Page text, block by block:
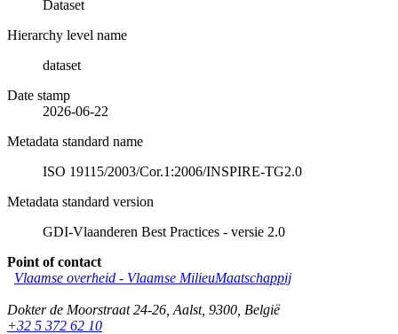
Dataset
Hierarchy level name
dataset
Date stamp
2026-06-22
Metadata standard name
ISO 19115/2003/Cor.1:2006/INSPIRE-TG2.0
Metadata standard version
GDI-Vlaanderen Best Practices - versie 2.0
Point of contact
Vlaamse overheid - Vlaamse MilieuMaatschappij
Dokter de Moorstraat 24-26 Aalst, 9300 België
+32 5 372 62 10